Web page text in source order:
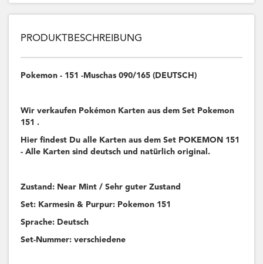
PRODUKTBESCHREIBUNG
Pokemon - 151 -Muschas 090/165 (DEUTSCH)
Wir verkaufen Pokémon Karten aus dem Set Pokemon
151 .
Hier findest Du alle Karten aus dem Set POKEMON 151
- Alle Karten sind deutsch und natürlich original.
Zustand: Near Mint / Sehr guter Zustand
Set: Karmesin & Purpur: Pokemon 151
Sprache: Deutsch
Set-Nummer: verschiedene